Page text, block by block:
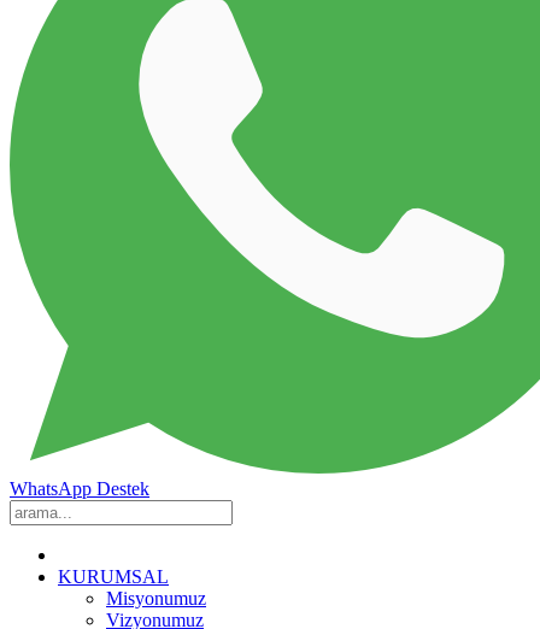
WhatsApp Destek
KURUMSAL
Misyonumuz
Vizyonumuz